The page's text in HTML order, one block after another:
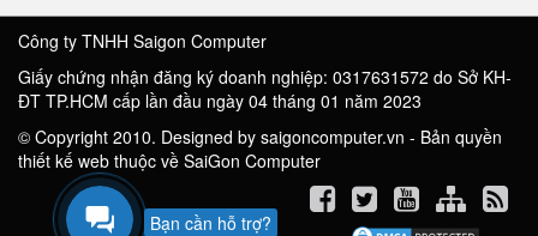
Công ty TNHH Saigon Computer
Giấy chứng nhận đăng ký doanh nghiệp: 0317631572 do Sở KH-
ĐT TP.HCM cấp lần đầu ngày 04 tháng 01 năm 2023
© Copyright 2010. Designed by saigoncomputer.vn - Bản quyền
thiết kế web thuộc về SaiGon Computer
Bạn cần hỗ trợ?